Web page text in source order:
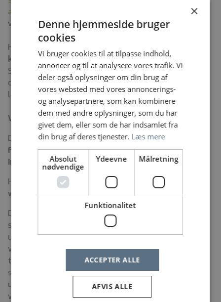
annette.kjaer.moerck.01@regionh.dk
velkommen til en uformel kop kaffe.
Husk at ansøgningsfristen er den
kl. 12.00
Samtaler vil afholdes løbende eller senest den 22.
december 2025. Ansøgning og CV sendes online via
linket her på siden.
VI GLÆDER OS MEGET TIL AT MØDE DIG!
Du kan se mere om os her:
Facebook:Kræfterne mod kræft
Instagram:@kraefternemodkraeft
Hjemmeside:
www.herlevhospital.dk/kraeftbehandling
Dine løn- og ansættelsesvilkår Autoriseret
sundhedspersonale med patientkontakt, der er
uddannet i et andet EU/EØS-land end Danmark, skal
ved ansættelse i Region Hovedstaden, opfylde kravet
til sprogkompetencer* i dansk. *Autoriseret
sundhedspersonale med patientkontakt, der er
uddannet i et andet EU/EØS-land end Danmark, skal
ved ansættelse i Region Hovedstaden have bestået en
×
Denne hjemmeside bruger
cookies
Vi bruger cookies til at tilpasse indhold,
annoncer og til at analysere vores trafik. Vi
deler også oplysninger om din brug af
vores websted med vores annoncerings-
og analysepartnere, som kan kombinere
dem med andre oplysninger, som du har
givet dem, eller som de har indsamlet fra
din brug af deres tjenester. Læs mere
Absolut
nødvendige
Ydeevne Målretning
Funktionalitet
ACCEPTER ALLE
AFVIS ALLE